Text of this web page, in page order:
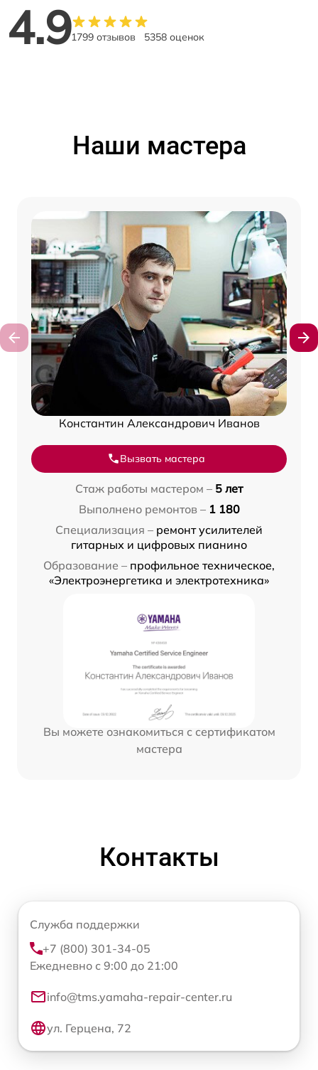
4.91799 отзывов 5358 оценок
Наши мастера
Константин Александрович Иванов
Вызвать мастера
Стаж работы мастером – 5 лет
Выполнено ремонтов – 1 180
Специализация – ремонт усилителей
гитарных и цифровых пианино
Образование – профильное техническое,
«Электроэнергетика и электротехника»
Вы можете ознакомиться с сертификатом
мастера
Контакты
Служба поддержки
+7 (800) 301-34-05
Ежедневно с 9:00 до 21:00
info@tms.yamaha-repair-center.ru
ул. Герцена, 72